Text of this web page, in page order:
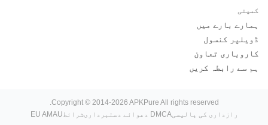
کمپنی
ہمارے بارے میں
ڈویلپر کنسول
کاروباری تعاون
ہم سے رابطہ کریں
Copyright © 2014-2026 APKPure All rights reserved.
رازداری کی پالیسیDMCA دعوائے دستبرداری شرائط EU AMAU